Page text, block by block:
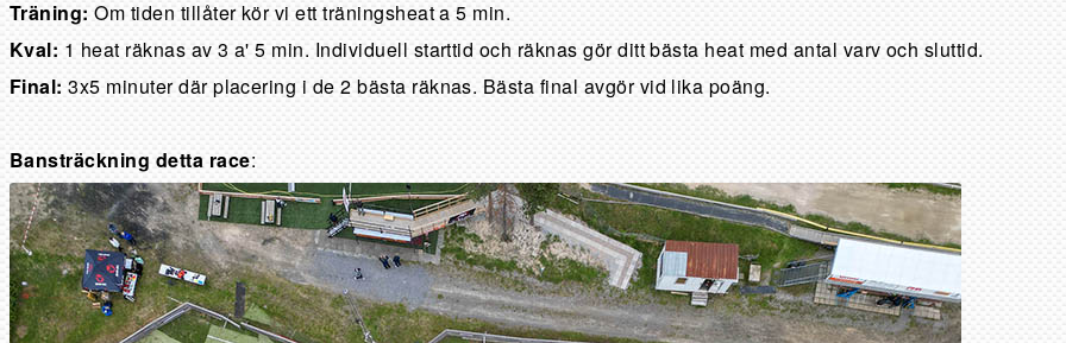
Träning: Om tiden tillåter kör vi ett träningsheat a 5 min.
Kval: 1 heat räknas av 3 a' 5 min. Individuell starttid och räknas gör ditt bästa heat med antal varv och sluttid.
Final: 3x5 minuter där placering i de 2 bästa räknas. Bästa final avgör vid lika poäng.
Bansträckning detta race: